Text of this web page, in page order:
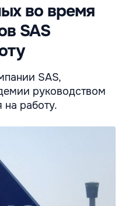
во время
SAS
SAS,
руководством
работу.